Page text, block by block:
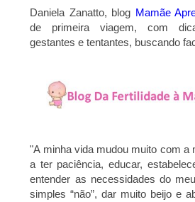
Daniela Zanatto, blog Mamãe
de primeira viagem, com
gestantes e tentantes, buscando
"A minha vida mudou muito com a
a ter paciência, educar,
entender as necessidades do
simples “não”, dar muito beijo e